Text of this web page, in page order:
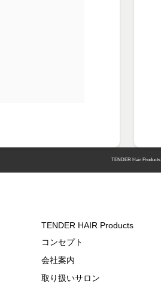
TENDER Hair Products
TENDER HAIR Products
コンセプト
会社案内
取り扱いサロン